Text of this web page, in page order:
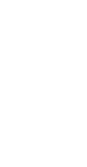
場での参加場所です